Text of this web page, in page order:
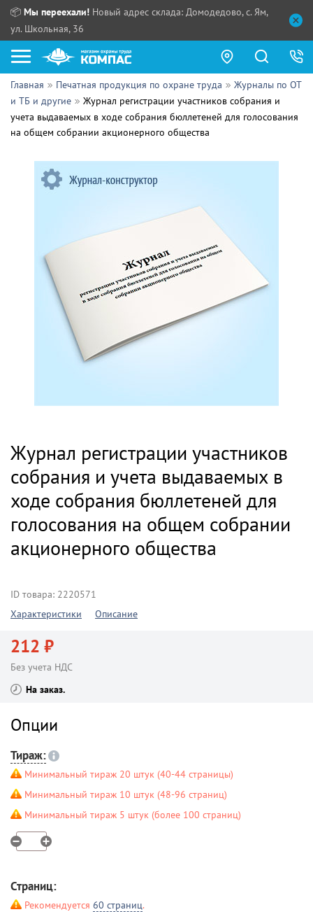
📦 Мы переехали! Новый адрес склада: Домодедово, с. Ям,
ул. Школьная, 36
Как купить?
Прайс-листы
Партнерам
Обзоры
Контакты
ПН - ЧТ:
ПТ:
Главная Печатная продукция по охране труда
Журналы по ОТ
и ТБ и другие
Журнал регистрации участников собрания и
учета выдаваемых в ходе собрания бюллетеней для голосования
на общем собрании акционерного общества
Журнал регистрации участников
собрания и учета выдаваемых в
ходе собрания бюллетеней для
голосования на общем собрании
акционерного общества
ID товара: 2220571
Характеристики
Описание
212 ₽
Без учета НДС
На заказ
Опции
Тираж:
Минимальный тираж 20 штук (40-44 страницы)
Минимальный тираж 10 штук (48-96 страниц)
Минимальный тираж 5 штук (более 100 страниц)
Страниц:
Рекомендуется 60 страниц.